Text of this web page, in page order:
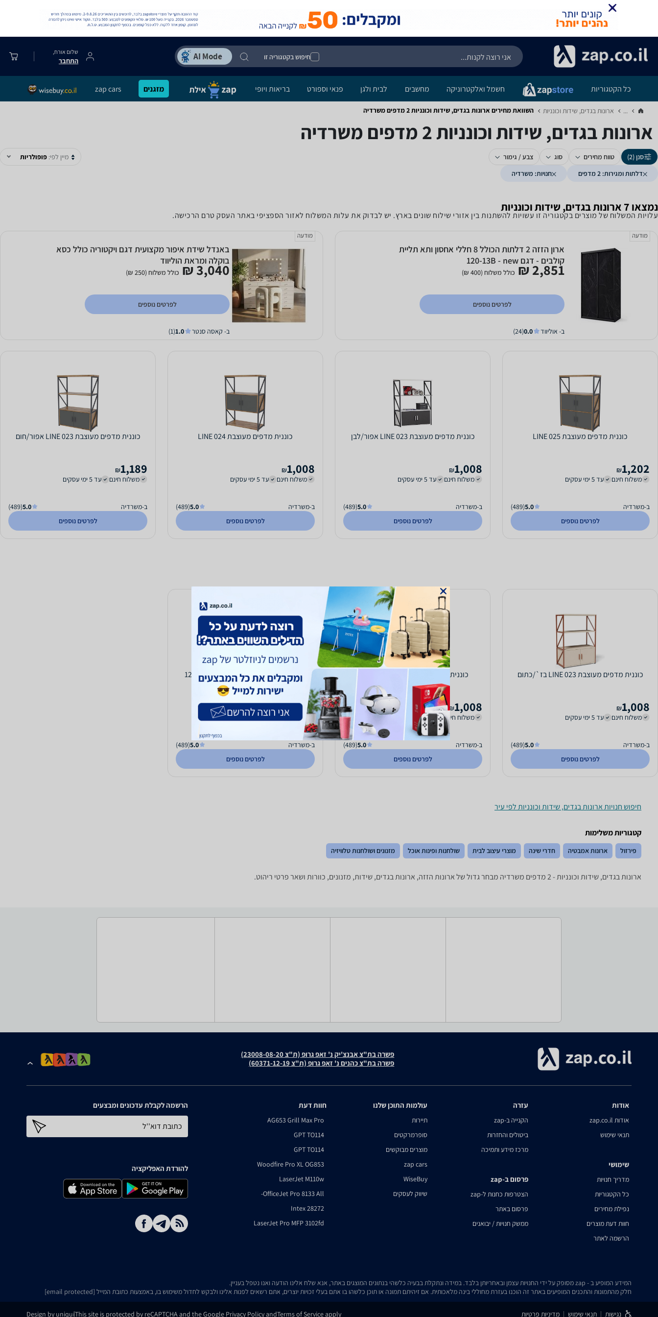
חיפוש בקטגוריה זו
שלום אורח,
התחבר
כל הקטגוריות חשמל ואלקטרוניקה מחשבים לבית ולגן פנאי וספורט בריאות ויופי מזגנים zap cars
... ארונות בגדים, שידות וכונניות‏ השוואת מחירים ארונות בגדים, שידות וכונניות ‏2 מדפים ‏משרדיה
ארונות בגדים, שידות וכונניות ‏2 מדפים ‏משרדיה
סנן (2) טווח מחירים סוג
צבע / גימור
דלתות ומגירות: 2 מדפים
חנויות: משרדיה
מיין לפי: פופולריות
נמצאו 7 ארונות בגדים, שידות וכונניות
עלויות המשלוח של מוצרים בקטגוריה זו עשויות להשתנות בין אזורי שילוח שונים בארץ. יש לבדוק את עלות המשלוח לאזור הספציפי באתר העסק טרם הרכישה.
מודעה
ארון הזזה 2 דלתות הכולל 8 חללי אחסון ותא תליית
קולבים - דגם 120-13B - new
2,851 ₪ כולל משלוח (400 ₪)
לפרטים נוספים
ב- אוליווד 0.0
(24)
מודעה
באנדל שידת איפור מקצועית דגם ויקטוריה כולל כסא
בוקלה ומראת הוליווד
3,040 ₪ כולל משלוח (250 ₪)
לפרטים נוספים
ב- קאסה סנטר 1.0
(1)
כוננית מדפים מעוצבת LINE 025
1,202
₪
משלוח חינם
עד 5 ימי עסקים
ב-משרדיה 5.0
(489)
לפרטים נוספים
כוננית מדפים מעוצבת LINE 023 אפור/לבן
1,008
₪
משלוח חינם
עד 5 ימי עסקים
ב-משרדיה 5.0
(489)
לפרטים נוספים
כוננית מדפים מעוצבת LINE 024
1,008
₪
משלוח חינם
עד 5 ימי עסקים
ב-משרדיה 5.0
(489)
לפרטים נוספים
כוננית מדפים מעוצבת LINE 023 אפור/חום
1,189
₪
משלוח חינם
עד 5 ימי עסקים
ב-משרדיה 5.0
(489)
לפרטים נוספים
כוננית מדפים מעוצבת LINE 023 בז`/כתום
1,008
₪
משלוח חינם
עד 5 ימי עסקים
ב-משרדיה 5.0
(489)
לפרטים נוספים
כוננית מדפים מעוצבת LINE 023 אפור
גרפיט/אפור בהיר
1,008
₪
משלוח חינם
עד 5 ימי עסקים
ב-משרדיה 5.0
(489)
לפרטים נוספים
כוננית מדפים מעוצבת LINE 019 גובה 120
ס``מ
840
משלוח חינם
עד 5 ימי עסקים
ב-משרדיה 5.0
(489)
לפרטים נוספים
חיפוש חנויות ארונות בגדים, שידות וכונניות לפי עיר
קטגוריות משלימות
פירזול ארונות אמבטיה חדרי שינה מוצרי עיצוב לבית שולחנות ופינות אוכל מזנונים ושולחנות טלוויזיה
ארונות בגדים, שידות וכונניות - ‏2 מדפים ‏משרדיה מבחר גדול של ארונות הזזה, ארונות בגדים, שידות, מזנונים, כוורות ושאר פרטי ריהוט.
פשרה בת"צ אבנצ'יק נ' זאפ גרופ (ת"צ 23008-08-20)
פשרה בת"צ כהנים נ' זאפ גרופ (ת"צ 60371-12-19)
אודות
אודות zap.co.il
תנאי שימוש
שימושי
מדריך חנויות
כל הקטגוריות
נפילת מחירים
חוות דעת מוצרים
הרשמה לאתר
עזרה
הקנייה ב-zap
ביטולים והחזרות
מרכז מידע ותמיכה
פרסום ב-zap
הצטרפות כחנות ל-zap
פרסום באתר
ממשק חנויות / יבואנים
עולמות התוכן שלנו
תיירות
סופרמרקטים
מוצרים מבוקשים
zap cars
WiseBuy
שיווק לעסקים
חוות דעת
AG653 Grill Max Pro
GPT TO114
GPT TO114
Woodfire Pro XL OG853
LaserJet M110w
OfficeJet Pro 8133 All-
Intex 28272
LaserJet Pro MFP 3102fd
הרשמה לקבלת עדכונים ומבצעים
כתובת דוא''ל
להורדת האפליקציה
המידע המופיע ב - zap מסופק על ידי החנויות עצמן ובאחריותן בלבד. במידה ונתקלת בבעיה כלשהי בנתונים המוצגים באתר, אנא שלח אלינו הודעה ואנו נטפל בעניין.
חלק מהתמונות והתכנים המופיעים באתר זה הוכנו בעזרת מחוללי בינה מלאכותית. אם זיהיתם תמונה או תוכן כלשהו בו אתם בעלי זכויות יוצרים, אתם רשאים לפנות אלינו ולבקש לחדול משימוש בו, באמצעות כתובת המייל [email protected]
נגישות תנאי שימוש מדיניות פרטיות This site is protected by reCAPTCHA and the Google Privacy PolicyandTerms of Serviceapply
Design by uniqui